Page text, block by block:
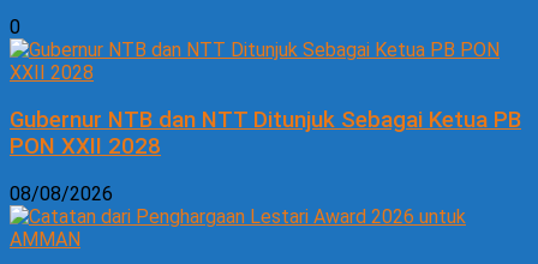
0
Gubernur NTB dan NTT Ditunjuk Sebagai Ketua PB
PON XXII 2028
08/08/2026